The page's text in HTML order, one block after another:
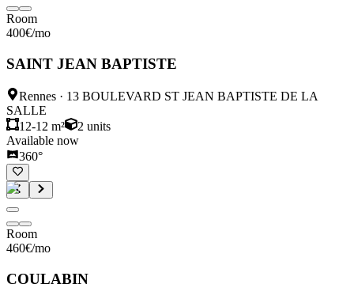
Room
400€/mo
SAINT JEAN BAPTISTE
Rennes · 13 BOULEVARD ST JEAN BAPTISTE DE LA
SALLE
12-12 m²
2 units
Available now
360°
Room
460€/mo
COULABIN